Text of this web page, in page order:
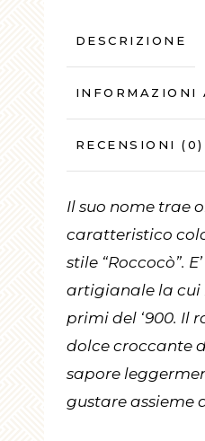
DESCRIZIONE
INFORMAZIONI
RECENSIONI (0)
Il suo nome trae
caratteristico
stile “Roccocò”.
artigianale la cui
primi del ‘900. Il
dolce croccante
sapore
gustare assieme